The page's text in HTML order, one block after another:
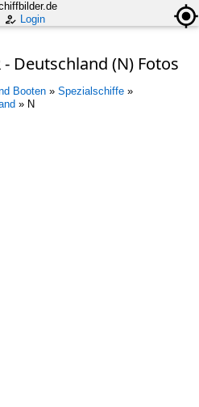
Login
Deutschland (N) Fotos
Booten » Spezialschiffe »
» N